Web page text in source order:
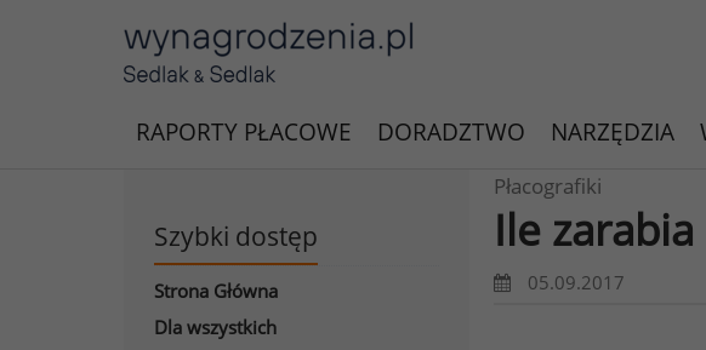
RAPORTY PŁACOWE DORADZTWO NARZĘDZIA
Szybki dostęp
Strona Główna
Dla wszystkich
Płacografiki
Ile
05.09.2017